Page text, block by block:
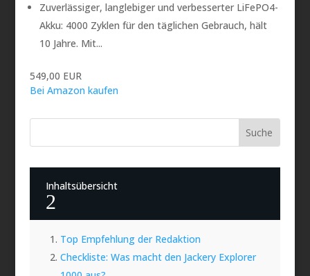
Zuverlässiger, langlebiger und verbesserter LiFePO4-
Akku: 4000 Zyklen für den täglichen Gebrauch, hält
10 Jahre. Mit...
549,00 EUR
Bei Amazon kaufen
Inhaltsübersicht
2
Top Empfehlung der Redaktion
Checkliste: Was macht den Jackery Explorer